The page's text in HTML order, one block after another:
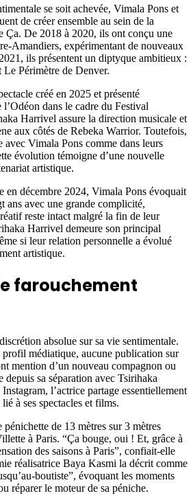
se soit achevée, Vimala Pons et
de créer ensemble au sein de la
Ça. De 2018 à 2020, ils ont conçu une
Amandiers, expérimentant de nouveaux
ils présentent un diptyque ambitieux :
Périmètre de Denver.
créé en 2025 et présenté
dans le cadre du Festival
Harrivel assure la direction musicale et
aux côtés de Rebeka Warrior. Toutefois,
avec Vimala Pons comme dans leurs
évolution témoigne d’une nouvelle
artistique.
en décembre 2024, Vimala Pons évoquait
ans avec une grande complicité,
reste intact malgré la fin de leur
Harrivel demeure son principal
si leur relation personnelle a évolué
artistique.
farouchement
absolue sur sa vie sentimentale.
médiatique, aucune publication sur
mention d’un nouveau compagnon ou
depuis sa séparation avec Tsirihaka
l’actrice partage essentiellement
à ses spectacles et films.
de 13 mètres sur 3 mètres
à Paris. “Ça bouge, oui ! Et, grâce à
des saisons à Paris”, confiait-elle
réalisatrice Baya Kasmi la décrit comme
boutiste”, évoquant les moments
réparer le moteur de sa péniche.